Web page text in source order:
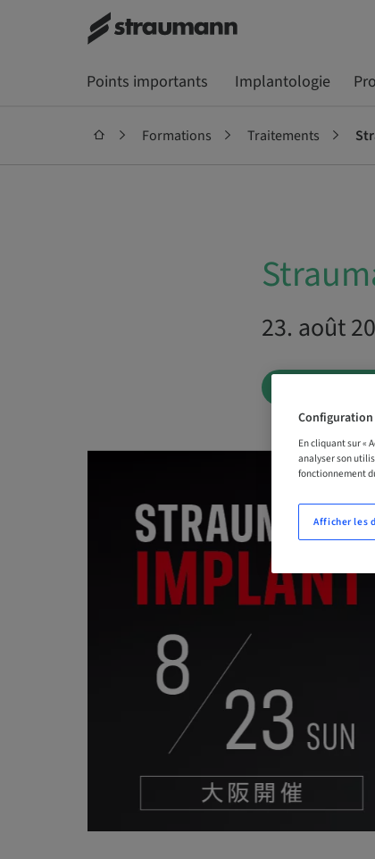
Points importants Implantologie
Formations Traitements
23. août
En cliquant sur «
analyser son
fonctionnement
Afficher les